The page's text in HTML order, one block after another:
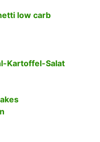
low carb
Kartoffel-Salat